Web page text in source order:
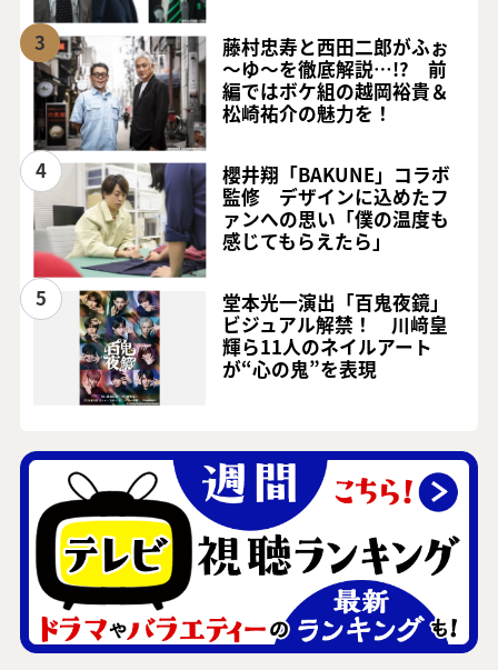
3
藤村忠寿と西田二郎がふぉ
～ゆ～を徹底解説…!? 前
編ではボケ組の越岡裕貴＆
松崎祐介の魅力を！
4
櫻井翔「BAKUNE」コラボ
監修 デザインに込めたフ
ァンへの思い「僕の温度も
感じてもらえたら」
5
堂本光一演出「百鬼夜鏡」
ビジュアル解禁！ 川﨑皇
輝ら11人のネイルアート
が“心の鬼”を表現